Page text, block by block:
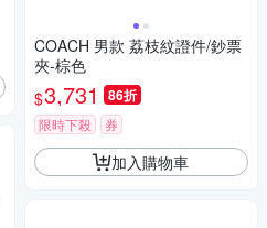
COACH 男款 荔枝紋證件/鈔票
夾-棕色
$3,731 86折
限時下殺 券
加入購物車